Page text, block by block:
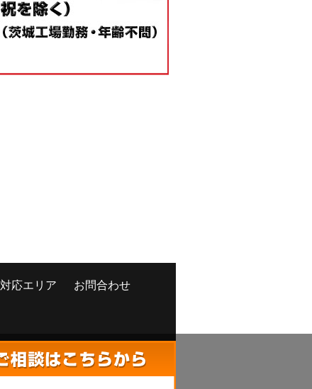
対応エリア お問合わせ